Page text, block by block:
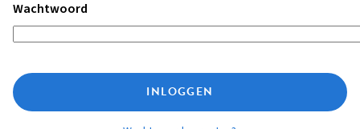
Wachtwoord
INLOGGEN